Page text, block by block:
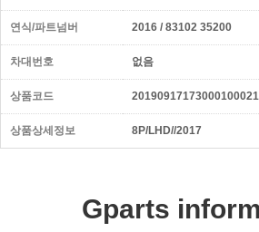
연식/파트넘버 2016 / 83102 35200
차대번호 없음
상품코드
상품상세정보 8P/LHD//2017
Gparts